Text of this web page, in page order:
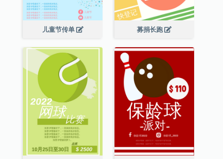
儿童节传单 募捐长跑